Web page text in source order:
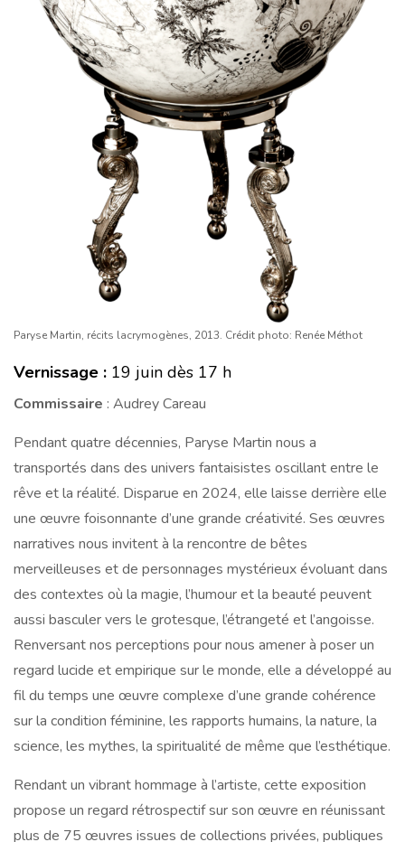
Paryse Martin, récits lacrymogènes, 2013. Crédit photo: Renée Méthot
Vernissage : 19 juin dès 17 h
Commissaire : Audrey Careau
Pendant quatre décennies, Paryse Martin nous a
transportés dans des univers fantaisistes oscillant entre le
rêve et la réalité. Disparue en 2024, elle laisse derrière elle
une œuvre foisonnante d’une grande créativité. Ses œuvres
narratives nous invitent à la rencontre de bêtes
merveilleuses et de personnages mystérieux évoluant dans
des contextes où la magie, l’humour et la beauté peuvent
aussi basculer vers le grotesque, l’étrangeté et l’angoisse.
Renversant nos perceptions pour nous amener à poser un
regard lucide et empirique sur le monde, elle a développé au
fil du temps une œuvre complexe d’une grande cohérence
sur la condition féminine, les rapports humains, la nature, la
science, les mythes, la spiritualité de même que l’esthétique.
Rendant un vibrant hommage à l’artiste, cette exposition
propose un regard rétrospectif sur son œuvre en réunissant
plus de 75 œuvres issues de collections privées, publiques